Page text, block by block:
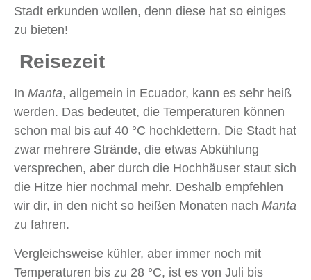
Stadt erkunden wollen, denn diese hat so einiges
zu bieten!
Reisezeit
In Manta, allgemein in Ecuador, kann es sehr heiß
werden. Das bedeutet, die Temperaturen können
schon mal bis auf 40 °C hochklettern. Die Stadt hat
zwar mehrere Strände, die etwas Abkühlung
versprechen, aber durch die Hochhäuser staut sich
die Hitze hier nochmal mehr. Deshalb empfehlen
wir dir, in den nicht so heißen Monaten nach Manta
zu fahren.
Vergleichsweise kühler, aber immer noch mit
Temperaturen bis zu 28 °C, ist es von Juli bis